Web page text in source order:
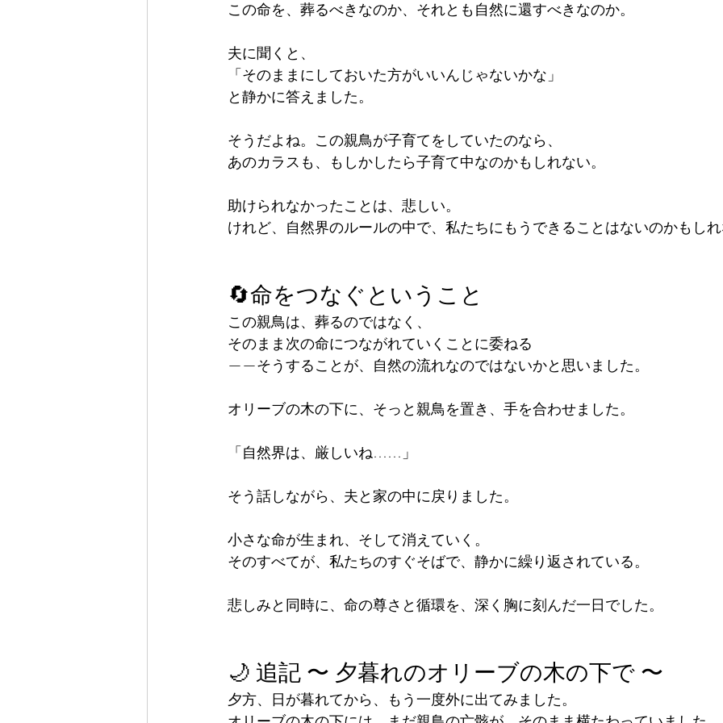
この命を、葬るべきなのか、それとも自然に還すべきなのか。
夫に聞くと、
「そのままにしておいた方がいいんじゃないかな」
と静かに答えました。
そうだよね。この親鳥が子育てをしていたのなら、
あのカラスも、もしかしたら子育て中なのかもしれない。
助けられなかったことは、悲しい。
けれど、自然界のルールの中で、私たちにもうできることはないのかもし
🔄命をつなぐということ
この親鳥は、葬るのではなく、
そのまま次の命につながれていくことに委ねる
——そうすることが、自然の流れなのではないかと思いました。
オリーブの木の下に、そっと親鳥を置き、手を合わせました。
「自然界は、厳しいね……」
そう話しながら、夫と家の中に戻りました。
小さな命が生まれ、そして消えていく。
そのすべてが、私たちのすぐそばで、静かに繰り返されている。
悲しみと同時に、命の尊さと循環を、深く胸に刻んだ一日でした。
🌙 追記 〜 夕暮れのオリーブの木の下で 〜
夕方、日が暮れてから、もう一度外に出てみました。